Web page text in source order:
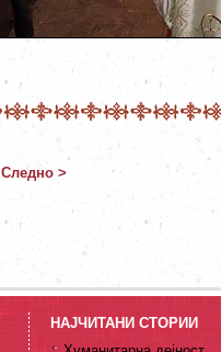
Следно >
НАЈЧИТАНИ СТОРИИ